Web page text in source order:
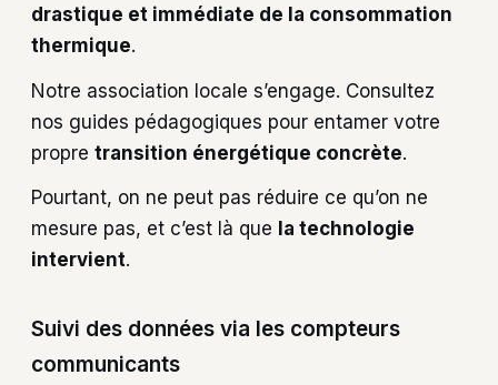
drastique et immédiate de la consommation
thermique.
Notre association locale s’engage. Consultez
nos guides pédagogiques pour entamer votre
propre transition énergétique concrète.
Pourtant, on ne peut pas réduire ce qu’on ne
mesure pas, et c’est là que la technologie
intervient.
Suivi des données via les compteurs
communicants